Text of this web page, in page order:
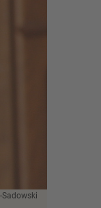
Sadowski